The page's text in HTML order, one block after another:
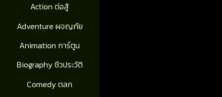
Action ต่อสู้
Adventure ผจญภัย
Animation การ์ตูน
Biography ชีวประวัติ
Comedy ตลก